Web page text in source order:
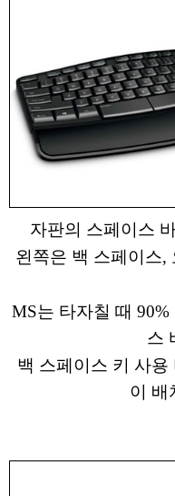
자판의 스페이스
왼쪽은 백 스페이스,
MS는 타자칠 때 90%
스
백 스페이스 키 사
이 배